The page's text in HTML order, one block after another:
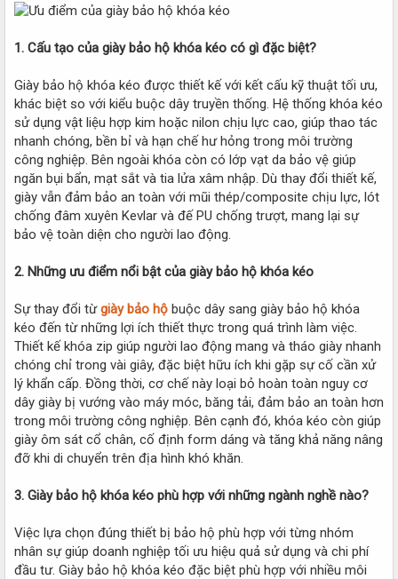
1. Cấu tạo của giày bảo hộ khóa kéo có gì đặc biệt?
Giày bảo hộ khóa kéo được thiết kế với kết cấu kỹ thuật tối ưu,
khác biệt so với kiểu buộc dây truyền thống. Hệ thống khóa kéo
sử dụng vật liệu hợp kim hoặc nilon chịu lực cao, giúp thao tác
nhanh chóng, bền bỉ và hạn chế hư hỏng trong môi trường
công nghiệp. Bên ngoài khóa còn có lớp vạt da bảo vệ giúp
ngăn bụi bẩn, mạt sắt và tia lửa xâm nhập. Dù thay đổi thiết kế,
giày vẫn đảm bảo an toàn với mũi thép/composite chịu lực, lót
chống đâm xuyên Kevlar và đế PU chống trượt, mang lại sự
bảo vệ toàn diện cho người lao động.
2. Những ưu điểm nổi bật của giày bảo hộ khóa kéo
Sự thay đổi từgiày bảo hộ buộc dây sang giày bảo hộ khóa
kéo đến từ những lợi ích thiết thực trong quá trình làm việc.
Thiết kế khóa zip giúp người lao động mang và tháo giày nhanh
chóng chỉ trong vài giây, đặc biệt hữu ích khi gặp sự cố cần xử
lý khẩn cấp. Đồng thời, cơ chế này loại bỏ hoàn toàn nguy cơ
dây giày bị vướng vào máy móc, băng tải, đảm bảo an toàn hơn
trong môi trường công nghiệp. Bên cạnh đó, khóa kéo còn giúp
giày ôm sát cổ chân, cố định form dáng và tăng khả năng nâng
đỡ khi di chuyển trên địa hình khó khăn.
3. Giày bảo hộ khóa kéo phù hợp với những ngành nghề nào?
Việc lựa chọn đúng thiết bị bảo hộ phù hợp với từng nhóm
nhân sự giúp doanh nghiệp tối ưu hiệu quả sử dụng và chi phí
đầu tư. Giày bảo hộ khóa kéo đặc biệt phù hợp với nhiều môi